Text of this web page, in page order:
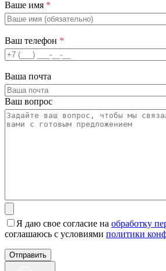
Ваше имя *
Ваш телефон *
Ваша почта
Ваш вопрос
Я даю свое согласие на обработку
соглашаюсь с условиями политики